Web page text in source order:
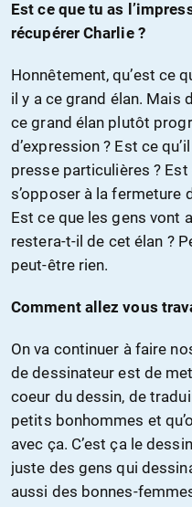
Est ce que tu as
récupérer Charlie ?
Honnêtement, qu’est ce
il y a ce grand élan. Mais
ce grand élan plutôt
d’expression ? Est ce
presse particulières ?
s’opposer à la fermeture
Est ce que les gens vont
restera-t-il de cet élan ?
peut-être rien.
Comment allez vous
On va continuer à faire
de dessinateur est de
coeur du dessin, de
petits bonhommes et
avec ça. C’est ça le
juste des gens qui
aussi des bonnes-